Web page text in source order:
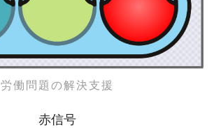
労働問題の解決支援
赤信号